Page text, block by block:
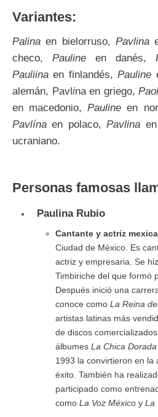
Variantes:
Palina en bielorruso, Pavlina
checo, Pauline en danés,
Pauliina en finlandés,Pauline
alemán, Pavlina en griego,
en macedonio,Pauline en
Pavlína en polaco,Pavlina
ucraniano.
Personas famosas
Paulina Rubio
Cantante y actriz
Ciudad de México. Es
actriz y empresaria. Se
Timbiriche del que formó
Después inició una
conoce como La Reina
artistas latinas más
de discos
álbumes La Chica Dorada
1993 la convirtieron en la
éxito. También ha
participado como
como La Voz México y La